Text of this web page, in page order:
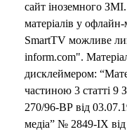
сайт іноземного
матеріалів у
SmartTV можливе
inform.com".
дисклеймером:
частиною 3 статті
270/96-ВР від
медіа” № 2849-IX від